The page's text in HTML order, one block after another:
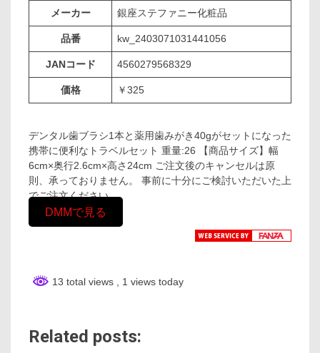
メーカー 銀座ステファニー化粧品
品番 kw_2403071031441056
JANコード 4560279568329
価格 ￥325
デンタル歯ブラシ1本と薬用歯みがき40gがセットになった
携帯に便利なトラベルセット 重量:26 【商品サイズ】幅
6cm×奥行2.6cm×高さ24cm ご注文後のキャンセルは原
則、承っておりません。 事前に十分にご検討いただいた上
でご注文ください。
DMMで見る
13 total views , 1 views today
Related posts: